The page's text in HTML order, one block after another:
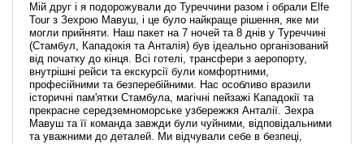
Мій друг і я подорожували до Туреччини разом і обрали Elfe
Tour з Зехрою Мавуш, і це було найкраще рішення, яке ми
могли прийняти. Наш пакет на 7 ночей та 8 днів у Туреччині
(Стамбул, Кападокія та Анталія) був ідеально організований
від початку до кінця. Всі готелі, трансфери з аеропорту,
внутрішні рейси та екскурсії були комфортними,
професійними та безперебійними. Нас особливо вразили
історичні пам'ятки Стамбула, магічні пейзажі Кападокії та
прекрасне середземноморське узбережжя Анталії. Зехра
Мавуш та її команда завжди були чуйними, відповідальними
та уважними до деталей. Ми відчували себе в безпеці,